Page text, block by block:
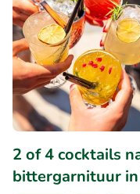
2 of 4 cocktails
bittergarnituur